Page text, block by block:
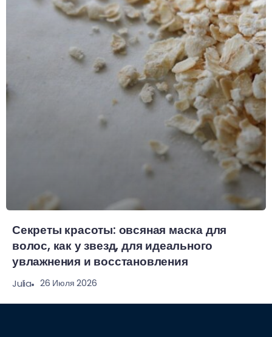
Секреты красоты: овсяная маска для
волос, как у звезд, для идеального
увлажнения и восстановления
Julia 26 Июля 2026